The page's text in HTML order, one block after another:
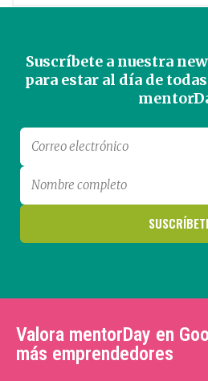
Suscríbete a nuestra
para estar al día de
Valora mentorDay en
más emprendedores